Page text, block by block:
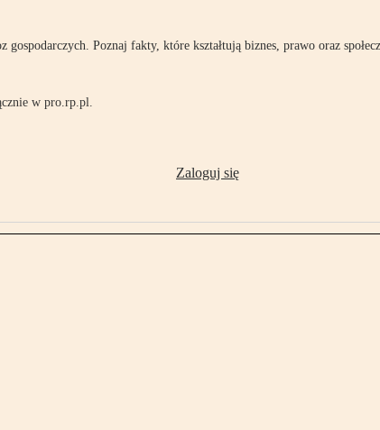
Poznaj fakty, które kształtują biznes, prawo oraz
w pro.rp.pl.
Zaloguj się